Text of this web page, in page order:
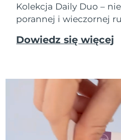
Kolekcja Daily Duo –
porannej i wieczornej
Dowiedz się więcej